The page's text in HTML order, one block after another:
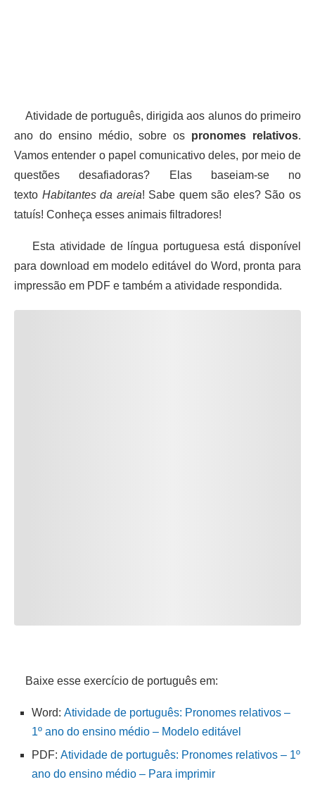
Atividade de português, dirigida aos alunos do primeiro
ano do ensino médio, sobre os pronomes relativos.
Vamos entender o papel comunicativo deles, por meio de
questões desafiadoras? Elas baseiam-se no
texto Habitantes da areia! Sabe quem são eles? São os
tatuís! Conheça esses animais filtradores!
Esta atividade de língua portuguesa está disponível
para download em modelo editável do Word, pronta para
impressão em PDF e também a atividade respondida.
Baixe esse exercício de português em:
Word: Atividade de português: Pronomes relativos –
1º ano do ensino médio – Modelo editável
PDF: Atividade de português: Pronomes relativos – 1º
ano do ensino médio – Para imprimir